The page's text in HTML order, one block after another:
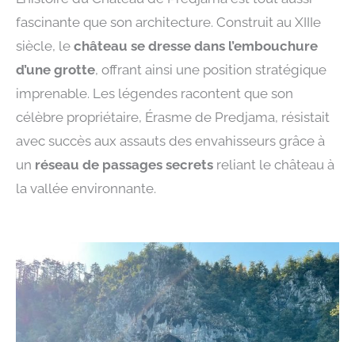
fascinante que son architecture. Construit au XIIIe
siècle, le château se dresse dans l’embouchure
d’une grotte, offrant ainsi une position stratégique
imprenable. Les légendes racontent que son
célèbre propriétaire, Érasme de Predjama, résistait
avec succès aux assauts des envahisseurs grâce à
un réseau de passages secrets reliant le château à
la vallée environnante.